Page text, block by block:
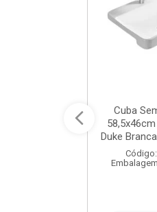
Cuba
Duke